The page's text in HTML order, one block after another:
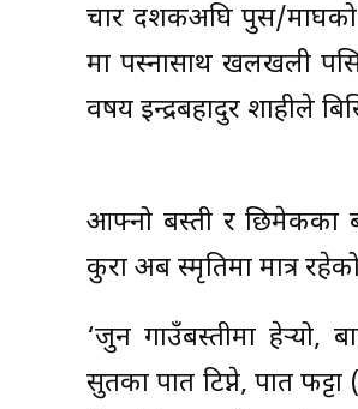
चार दशकअघि पुस/माघको
मा पस्नासाथ खलखली
वर्षीय इन्द्रबहादुर शाहीले
आफ्नो बस्ती र छिमेकका
कुरा अब स्मृतिमा मात्र
‘जुन गाउँबस्तीमा हेर्‍यो,
सुर्तीका पात टिप्ने, पात